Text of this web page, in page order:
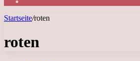
Startseite/roten
roten